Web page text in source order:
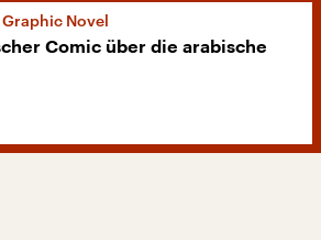
Graphic Novel
Comic über die arabische